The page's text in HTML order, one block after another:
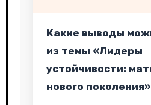
Какие выводы
из темы «Лидеры
устойчивости:
нового